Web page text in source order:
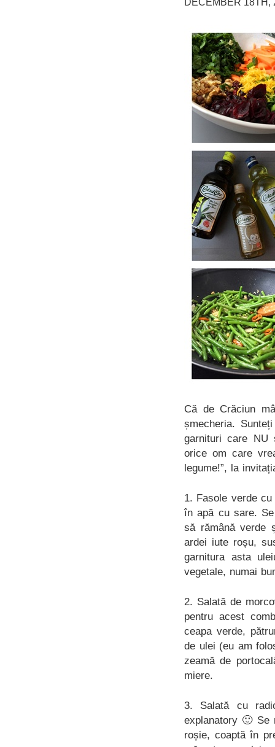
DECEMBER
Că de Crăciun
șmecheria.
garnituri care NU
orice om care
legume!”, la
1. Fasole verde
în apă cu sare.
să rămână verde
ardei iute roșu,
garnitura asta
vegetale, numai
2. Salată de
pentru acest
ceapa verde,
de ulei (eu am
zeamă de
miere.
3. Salată cu
explanatory 🙂 Se
roșie, coaptă în